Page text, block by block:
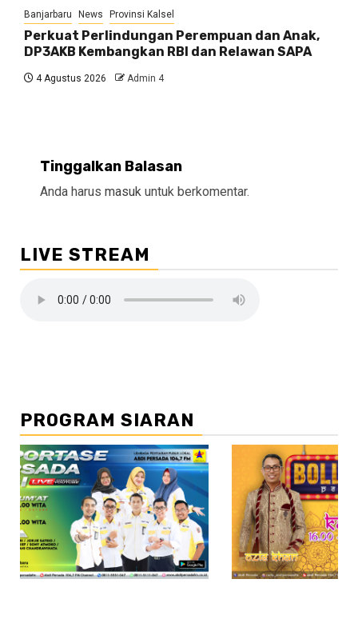
Banjarbaru News Provinsi Kalsel
Perkuat Perlindungan Perempuan dan Anak,
DP3AKB Kembangkan RBI dan Relawan SAPA
4 Agustus 2026 Admin 4
Tinggalkan Balasan
Anda harus masuk untuk berkomentar.
LIVE STREAM
PROGRAM SIARAN
//2